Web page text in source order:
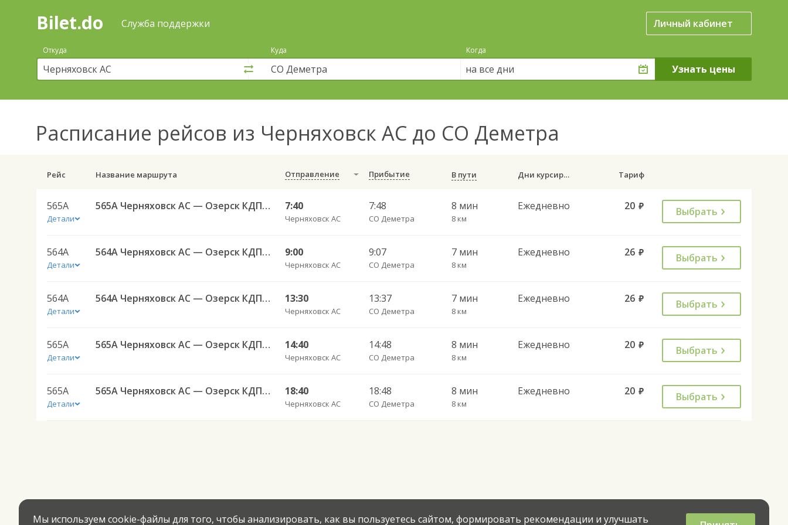
Поиск
покупка
билетов
автобус
онлайн
Bilet.do Служба поддержки Личный кабинет
Откуда Куда Когда
на все дни
Расписание рейсов из Черняховск АС до СО Деметра
Рейс Название маршрута Отправление Прибытие В пути Дни курсирования Тариф
565А
Детали
565А Черняховск АС — Озерск КДП ч/з Новостроево п. 7:40
Черняховск АС
7:48
СО Деметра
8 мин
8 км
Ежедневно 20 руб. Выбрать
564А
Детали
564А Черняховск АС — Озерск КДП ч/з Свобода п., Липки п. 9:00
Черняховск АС
9:07
СО Деметра
7 мин
8 км
Ежедневно 26 руб. Выбрать
564А
Детали
564А Черняховск АС — Озерск КДП ч/з Свобода п., Липки п. 13:30
Черняховск АС
13:37
СО Деметра
7 мин
8 км
Ежедневно 26 руб. Выбрать
565А
Детали
565А Черняховск АС — Озерск КДП ч/з Новостроево п. 14:40
Черняховск АС
14:48
СО Деметра
8 мин
8 км
Ежедневно 20 руб. Выбрать
565А
Детали
565А Черняховск АС — Озерск КДП ч/з Новостроево п. 18:40
Черняховск АС
18:48
СО Деметра
8 мин
8 км
Ежедневно 20 руб. Выбрать
Мы используем cookie-файлы для того, чтобы анализировать, как вы пользуетесь сайтом, формировать рекомендации и улучшать